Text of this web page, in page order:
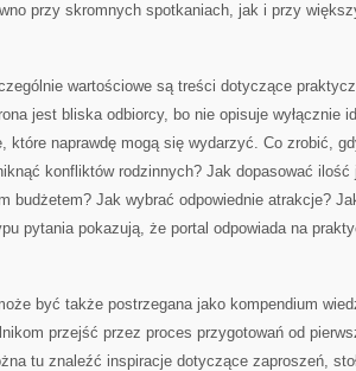
przy skromnych spotkaniach, jak i przy
wartościowe są treści dotyczące
jest bliska odbiorcy, bo nie opisuje wyłącznie
które naprawdę mogą się wydarzyć. Co zrobić,
konfliktów rodzinnych? Jak dopasować
budżetem? Jak wybrać odpowiednie atrakcje?
pytania pokazują, że portal odpowiada na
być także postrzegana jako kompendium
przejść przez proces przygotowań od
tu znaleźć inspiracje dotyczące zaproszeń,